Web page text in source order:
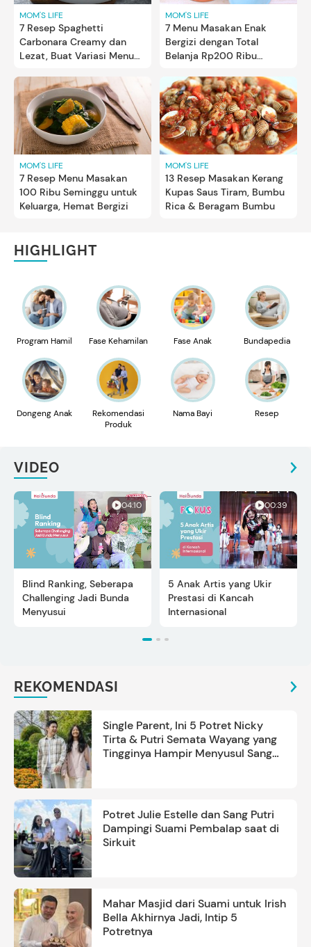
MOM'S LIFE
7 Resep Spaghetti
Carbonara Creamy dan
Lezat, Buat Variasi Menu
MOM'S LIFE
7 Menu Masakan Enak
Bergizi dengan Total
Belanja Rp200 Ribu
MOM'S LIFE
7 Resep Menu Masakan
100 Ribu Seminggu untuk
Keluarga, Hemat Bergizi
MOM'S LIFE
13 Resep Masakan Kerang
Kupas Saus Tiram, Bumbu
Rica & Beragam Bumbu
HIGHLIGHT
Program Hamil Fase Kehamilan Fase Anak Bundapedia
Dongeng Anak
Rekomendasi
Produk
Nama Bayi Resep
VIDEO
04:10
Blind Ranking, Seberapa
Challenging Jadi Bunda
Menyusui
00:39
5 Anak Artis yang Ukir
Prestasi di Kancah
Internasional
REKOMENDASI
Single Parent, Ini 5 Potret Nicky
Tirta & Putri Semata Wayang yang
Tingginya Hampir Menyusul Sang
Potret Julie Estelle dan Sang Putri
Dampingi Suami Pembalap saat di
Sirkuit
Mahar Masjid dari Suami untuk Irish
Bella Akhirnya Jadi, Intip 5
Potretnya